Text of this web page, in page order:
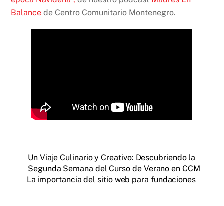
Balancede Centro Comunitario Montenegro.
Un Viaje Culinario y Creativo: Descubriendo la
Segunda Semana del Curso de Verano en CCM
La importancia del sitio web para fundaciones